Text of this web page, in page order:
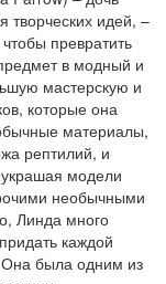
творческих идей, –
превратить
в модный и
мастерскую и
которые она
материалы,
рептилий, и
модели
необычными
Линда много
каждой
Она была одним из